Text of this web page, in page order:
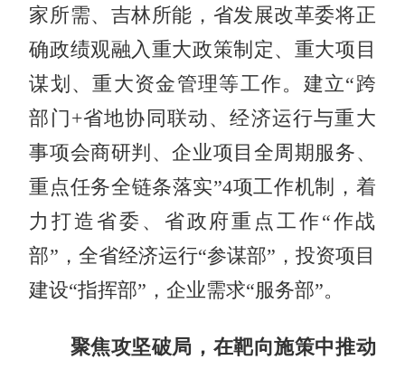
家所需、吉林所能，省发展改革委将正
确政绩观融入重大政策制定、重大项目
谋划、重大资金管理等工作。建立“跨
部门+省地协同联动、经济运行与重大
事项会商研判、企业项目全周期服务、
重点任务全链条落实”4项工作机制，着
力打造省委、省政府重点工作“作战
部”，全省经济运行“参谋部”，投资项目
建设“指挥部”，企业需求“服务部”。
聚焦攻坚破局，在靶向施策中推动